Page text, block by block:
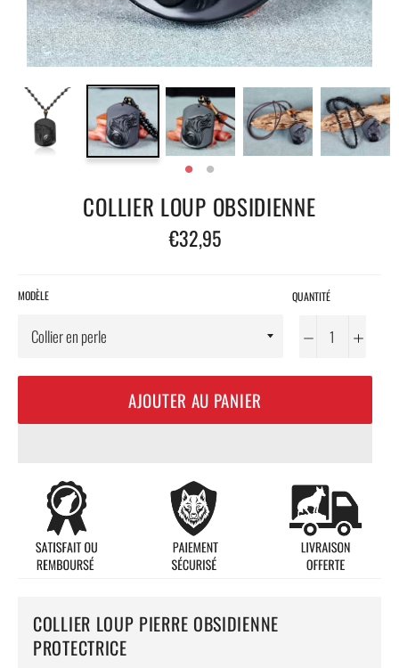
COLLIER LOUP OBSIDIENNE
Prix
régulier
€32,95
MODÈLE QUANTITÉ
− +
AJOUTER AU PANIER
COLLIER LOUP PIERRE OBSIDIENNE
PROTECTRICE